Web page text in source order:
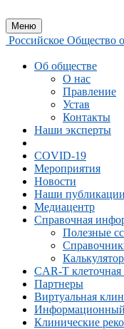
Меню
Российское Общество
Об обществе
О нас
Правление
Устав
Контакты
Наши эксперты
COVID-19
Мероприятия
Новости
Наши публикации
Медиацентр
Справочная
Полезные
CAR-Т клеточная
Партнеры
Виртуальная
Клинические